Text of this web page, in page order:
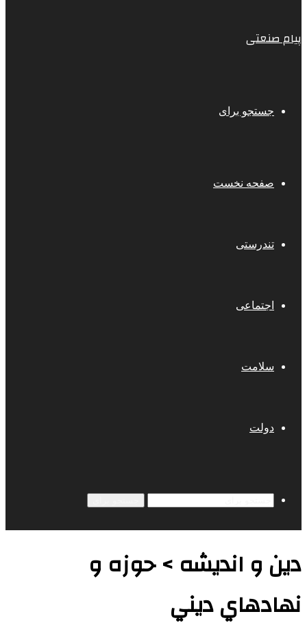
پیام صنعتی
جستجو برای
صفحه نخست
تندرستی
اجتماعی
سلامت
دولت
دین و اندیشه > حوزه و
نهادهاي ديني